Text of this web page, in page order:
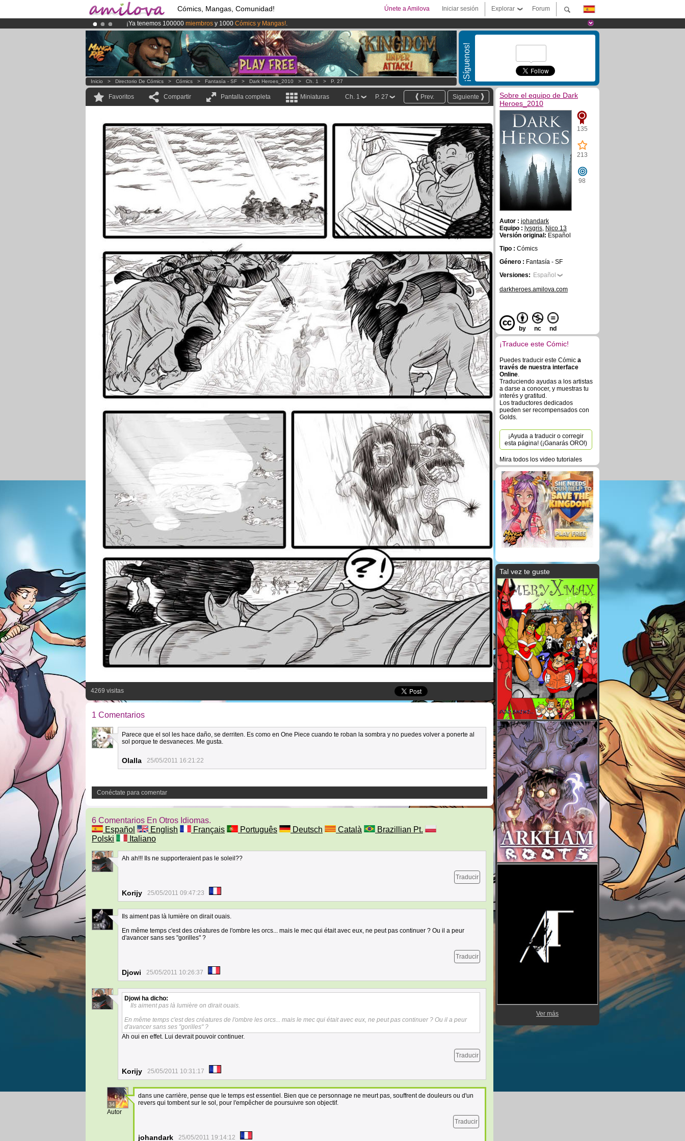
Cómics, Mangas, Comunidad! Forum
Explorar
Iniciar sesión
Únete a Amilova
¡Ya tenemos 100000 miembros y 1000 Cómics y Mangas!.
¡El Kickstarter Amilova está desormado lanzado!.
¡Conviertete en Premium por3.95 euros al mes!Hazte Premium ya
¡Síguenos!
Inicio > Directorio De Cómics > Cómics > Fantasía - SF > Dark Heroes_2010 > Ch. 1 > P. 27
Favoritos Compartir Pantalla completa Miniaturas Siguiente
Prev.
P. 27
Ch. 1
4269 visitas
1 Comentarios
4
Parece que el sol les hace daño, se derriten. Es como en One Piece cuando te roban la sombra y no puedes volver a ponerte al
sol porque te desvaneces. Me gusta.
Olalla 25/05/2011 16:21:22
Conéctate para comentar
6 Comentarios En Otros Idiomas.
Español
English Français Português Deutsch Català
Brazillian Pt.
Polski
Italiano
26
Ah ah!!! Ils ne supporteraient pas le soleil??
Traducir
Korijy 25/05/2011 09:47:23
13
Ils aiment pas là lumière on dirait ouais.
En même temps c'est des créatures de l'ombre les orcs... mais le mec qui était avec eux, ne peut pas continuer ? Ou il a peur
d'avancer sans ses "gorilles" ?
Traducir
Djowi 25/05/2011 10:26:37
26
Djowi ha dicho:
Ils aiment pas là lumière on dirait ouais.
En même temps c'est des créatures de l'ombre les orcs... mais le mec qui était avec eux, ne peut pas continuer ? Ou il a peur
d'avancer sans ses "gorilles" ?
Ah oui en effet. Lui devrait pouvoir continuer.
Traducir
Korijy 25/05/2011 10:31:17
34
Autor
dans une carrière, pense que le temps est essentiel. Bien que ce personnage ne ​​meurt pas, souffrent de douleurs ou d'un
revers qui tombent sur ​​le sol, pour l'empêcher de poursuivre son objectif.
Traducir
johandark 25/05/2011 19:14:12
Sobre el equipo de Dark
Heroes_2010
135
213
98
Autor : johandark
Equipo : lysgris, Nico 13
Versión original: Español
Tipo : Cómics
Género : Fantasía - SF
Versiones: Español
darkheroes.amilova.com
by nc nd
¡Traduce este Cómic!
Puedes traducir este Cómic a
través de nuestra interface
Online.
Traduciendo ayudas a los artistas
a darse a conocer, y muestras tu
interés y gratitud.
Los traductores dedicados
pueden ser recompensados con
Golds.
¡Ayuda a traducir o corregir
esta página! (¡Ganarás ORO!)
Mira todos los video tutoriales
Tal vez te guste
Ver más